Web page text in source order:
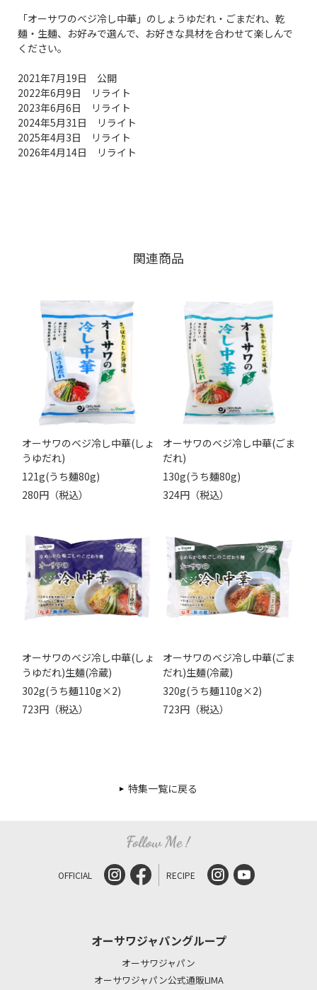
「オーサワのベジ冷し中華」のしょうゆだれ・ごまだれ、乾
麺・生麺、お好みで選んで、お好きな具材を合わせて楽しんで
ください。
2021年7月19日 公開
2022年6月9日 リライト
2023年6月6日 リライト
2024年5月31日 リライト
2025年4月3日 リライト
2026年4月14日 リライト
関連商品
オーサワのベジ冷し中華(しょ
うゆだれ)
121g(うち麺80g)
280円（税込）
オーサワのベジ冷し中華(ごま
だれ)
130g(うち麺80g)
324円（税込）
オーサワのベジ冷し中華(しょ
うゆだれ)生麺(冷蔵)
302g(うち麺110g×2)
723円（税込）
オーサワのベジ冷し中華(ごま
だれ)生麺(冷蔵)
320g(うち麺110g×2)
723円（税込）
特集一覧に戻る
OFFICIAL RECIPE
オーサワジャパングループ
オーサワジャパン
オーサワジャパン公式通販LIMA